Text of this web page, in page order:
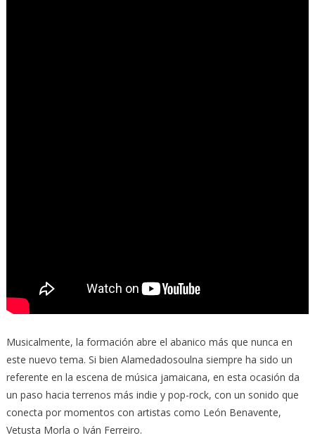
Musicalmente, la formación abre el abanico más que nunca en
este nuevo tema. Si bien Alamedadosoulna siempre ha sido un
referente en la escena de música jamaicana, en esta ocasión da
un paso hacia terrenos más indie y pop-rock, con un sonido que
conecta por momentos con artistas como León Benavente,
Vetusta Morla o Iván Ferreiro.